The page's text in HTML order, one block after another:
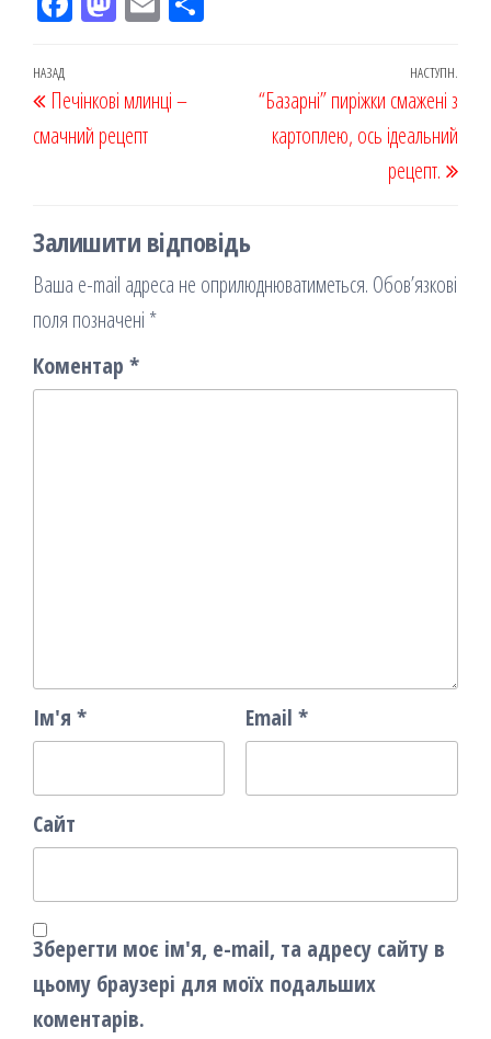
k on
Навігація
записів
Попередній
запис
НАЗАД
Печінкові млинці –
смачний рецепт
НАСТУПН.
“Базарні” пиріжки смажені з
картоплею, ось ідеальний
рецепт.
Залишити відповідь
Ваша e-mail адреса не оприлюднюватиметься. Обов’язкові
поля позначені *
Коментар *
Ім'я * Email *
Сайт
Зберегти моє ім'я, e-mail, та адресу сайту в
цьому браузері для моїх подальших
коментарів.